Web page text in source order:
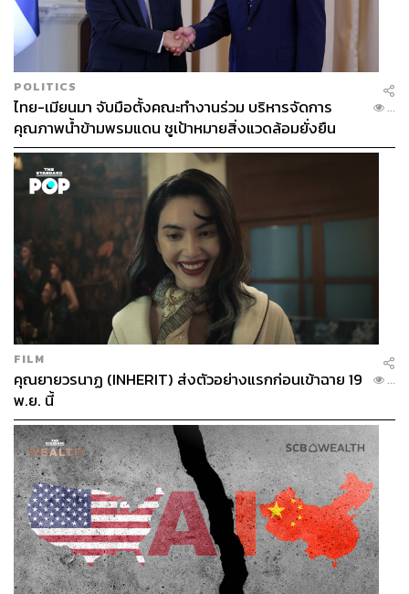
อลิสา อารีพงษ์ ประธานเจ้าหน้าที่สายงานพัฒนาและนำ
เสนอผลิตภัณฑ์ บริษัท เอฟดับบลิวดี ประกันชีวิต จำกัด
(มหาชน)
เผยว่า “FWD เป็นบริษัทประกันที่เข้าใจและเข้าถึง
ลูกค้าโดยใช้หลักการทำงานแบบ Customer-led ยึดความ
ต้องการของลูกค้าเป็นหลัก การปรับเปลี่ยนแนวทางการ
สื่อสารเนื้อหาในเล่มกรมธรรม์รูปแบบใหม่ ถือเป็นครั้งแรก
ของอุตสาหกรรมประกันชีวิตเพื่อตอบโจทย์ความต้องการ
ของลูกค้า และทำให้ประกันชีวิตเป็นเรื่องที่เข้าใจง่าย ไม่ซับ
ซ้อน โปร่งใส ด้วยการใช้ภาษาที่ชัดเจน ตรงประเด็น มีการ
ออกแบบรูปเล่มและเรียบเรียงเนื้อหาใหม่ รวมถึงมีการใช้อิน
โฟกราฟิก ช่วยให้ลูกค้าเกิดความเข้าใจอย่างแท้จริง และได้
ใช้สิทธิประโยชน์เต็มที่จากกรมธรรม์ของตัวเองได้ดียิ่งขึ้น ซึ่ง
ได้เริ่มนำมาใช้กับสัญญาหลักใน 8 ผลิตภัณฑ์ของช่องทาง
ตัวแทนและช่องทางธนาคาร โดยคู่มือกรมธรรม์ประกันภัย
รูปแบบใหม่จะนำมาใช้ให้ครบทั้งกับผลิตภัณฑ์ปัจจุบันที่ขาย
อยู่รวมถึงทุกผลิตภัณฑ์ใหม่ที่กำลังจะออกในอนาคต”
โดยในปี 2565 FWD ประกันชีวิตได้เริ่มส่งเล่ม FWD Clarity
Policy Manual ไปให้ลูกค้าทางไปรษณีย์ และทำการสำรวจ
ความพึงพอใจพบว่า ลูกค้ามีคะแนนความพึงพอใจสูงถึง 88%
นอกจากนี้ได้มีการศึกษาเพิ่มเติมพบว่า การสื่อสารในรูปแบบ
Clarity ช่วยให้ลูกค้าอ่านเล่มกรมธรรม์เร็วขึ้น +40% อ่าน
เข้าใจง่ายขึ้น +35% ยกเลิกประกันน้อยลง +80% เพิ่มความ
เชื่อมั่นและจดจำ
แบรนด์เอฟดับบลิวดี +64% ที่สำคัญคู่มือกรมธรรม์ประกันภัย
รูปแบบใหม่ ยังช่วยสร้างภาพลักษณ์เชิงบวกให้กับบริษัทมาก
ขึ้นด้วย
POLITICS
ไทย-เมียนมา จับมือตั้งคณะทำงานร่วม บริหารจัดการ
คุณภาพน้ำข้ามพรมแดน ชูเป้าหมายสิ่งแวดล้อมยั่งยืน
...
FILM
คุณยายวรนาฏ (INHERIT) ส่งตัวอย่างแรกก่อนเข้าฉาย 19
พ.ย. นี้
...